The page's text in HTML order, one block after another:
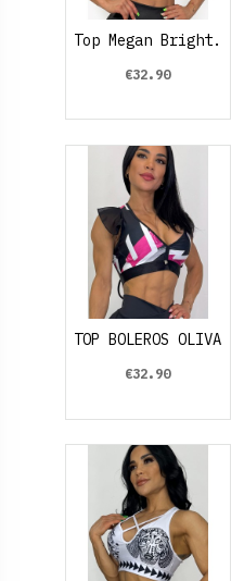
Top Megan Bright.
€32.90
TOP BOLEROS OLIVA
€32.90